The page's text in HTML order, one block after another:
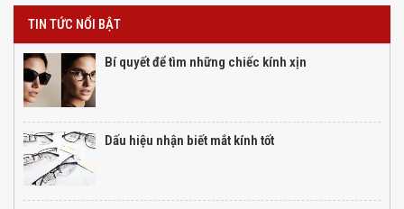
TIN TỨC NỔI BẬT
Bí quyết để tìm những chiếc kính xịn
Dấu hiệu nhận biết mắt kính tốt